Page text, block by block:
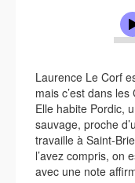
Laurence Le Corf
mais c’est dans les
Elle habite Pordic,
sauvage, proche
travaille à Saint-
l’avez compris, on
avec une note